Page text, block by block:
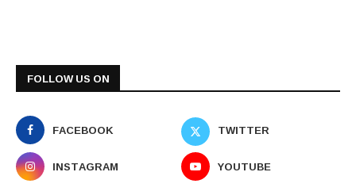
FOLLOW US ON
FACEBOOK
TWITTER
INSTAGRAM
YOUTUBE